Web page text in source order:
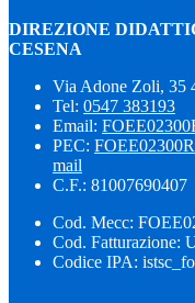
DIREZIONE
CESENA
Via Adone Zoli, 35
Tel: 0547 383193
Email:
PEC:
mail
C.F.: 81007690407
Cod. Mecc:
Cod. Fatturazione:
Codice IPA: